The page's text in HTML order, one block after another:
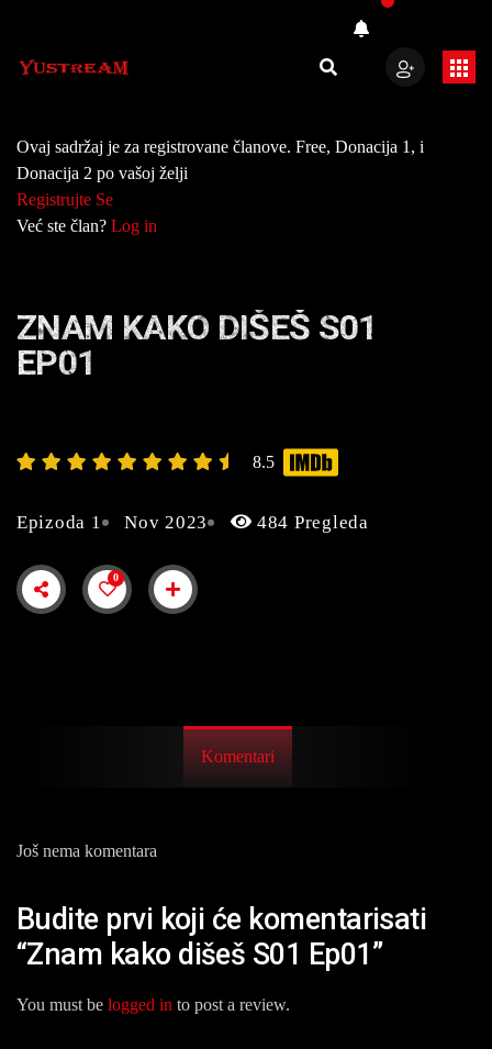
Ovaj sadržaj je za registrovane članove. Free, Donacija 1, i
Donacija 2 po vašoj želji
Registrujte Se
Već ste član? Log in
ZNAM KAKO DIŠEŠ S01
EP01
8.5
Epizoda 1 Nov 2023 484 Pregleda
0
Komentari
Još nema komentara
Budite prvi koji će komentarisati
“Znam kako dišeš S01 Ep01”
You must be logged in to post a review.